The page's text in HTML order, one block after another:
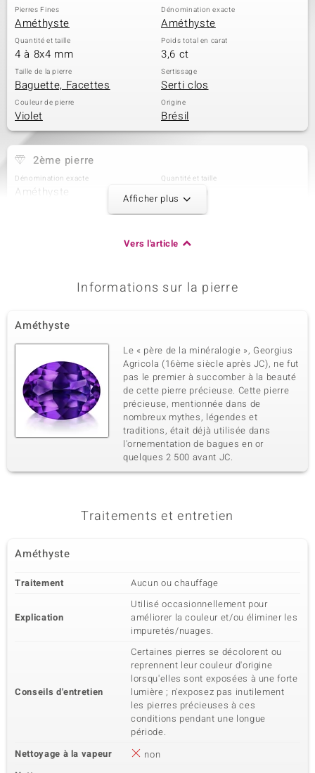
Pierres Fines
Améthyste
Dénomination exacte
Améthyste
Quantité et taille
4 à 8x4 mm
Poids total en carat
3,6 ct
Taille de la pierre
Baguette, Facettes
Sertissage
Serti clos
Couleur de pierre
Violet
Origine
Brésil
2ème pierre
Dénomination exacte
Améthyste
Quantité et taille
2 à 2 mm
Origine
Améthyste
Poids total en carat
0,389 ct
Taille de la pierre
Rond
Sertissage
Serti griffe
Origine
Brésil
Afficher plus
Vers l'article
Informations sur la pierre
Améthyste
Le « père de la minéralogie », Georgius
Agricola (16ème siècle après JC), ne fut
pas le premier à succomber à la beauté
de cette pierre précieuse. Cette pierre
précieuse, mentionnée dans de
nombreux mythes, légendes et
traditions, était déjà utilisée dans
l'ornementation de bagues en or
quelques 2 500 avant JC.
Traitements et entretien
Améthyste
Traitement Aucun ou chauffage
Explication
Utilisé occasionnellement pour
améliorer la couleur et/ou éliminer les
impuretés/nuages.
Conseils d'entretien
Certaines pierres se décolorent ou
reprennent leur couleur d'origine
lorsqu'elles sont exposées à une forte
lumière ; n'exposez pas inutilement
les pierres précieuses à ces
conditions pendant une longue
période.
Nettoyage à la vapeur
non